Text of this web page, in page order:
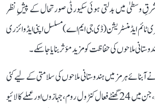
وسطیٰ میں بدلتی ہوئی سکیورٹی صورتحال کے پیشِ نظر
ایڈمنسٹریشن (ڈی جی ایم اے) مسلسل اپنی ایڈوائزری
ملاحوں کی حفاظت کو مزید مؤثر بنایا جا سکے۔
ہرمز میں ہندوستانی ملاحوں کی سلامتی کے لیے کئی
اضافی اقدامات بھی کیے ہیں، جن میں 24 گھنٹے فعال کنٹرول روم، جہازوں اور عملے کا لائیو